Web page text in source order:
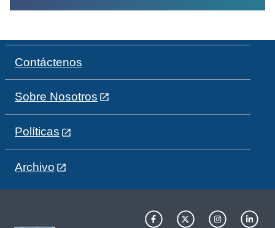
Contáctenos
Sobre Nosotros
Políticas
Archivo